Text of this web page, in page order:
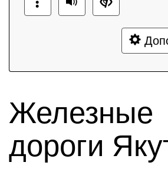
Железные
дороги